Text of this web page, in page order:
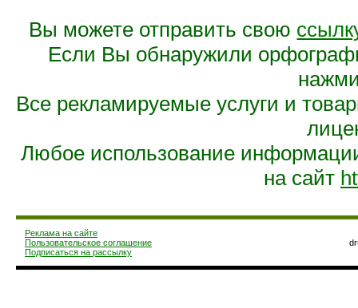
Вы можете отправить свою
Если Вы обнаружили
Все рекламируемые услуги и
Любое использование
на сайт
Реклама на сайте
Пользовательское соглашение
Подписаться на рассылку